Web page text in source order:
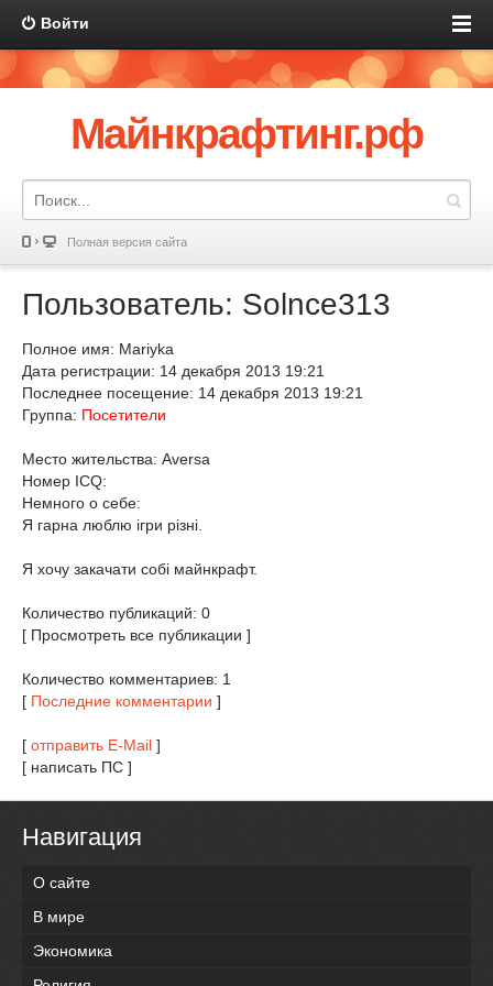
Войти
Майнкрафтинг.рф
Полная версия сайта
Пользователь: Solnce313
Полное имя: Mariyka
Дата регистрации: 14 декабря 2013 19:21
Последнее посещение: 14 декабря 2013 19:21
Группа: Посетители
Место жительства: Aversa
Номер ICQ:
Немного о себе:
Я гарна люблю ігри різні.
Я хочу закачати собі майнкрафт.
Количество публикаций: 0
[ Просмотреть все публикации ]
Количество комментариев: 1
[ Последние комментарии ]
[ отправить E-Mail ]
[ написать ПС ]
Навигация
О сайте
В мире
Экономика